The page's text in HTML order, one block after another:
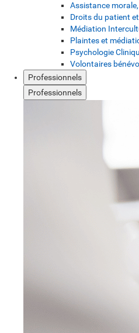
Assistance
Droits du patient
Médiation
Plaintes et
Psychologie
Volontaires
Professionnels
Professionnels